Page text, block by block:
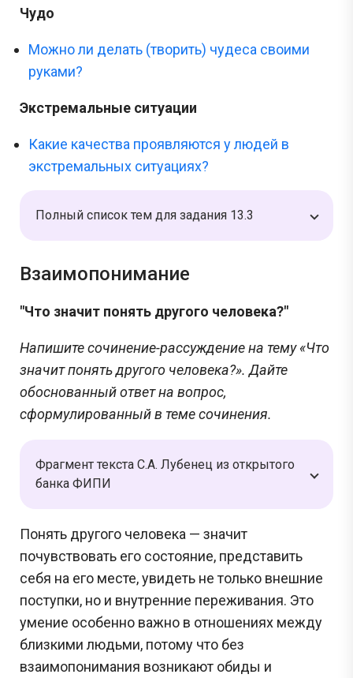
Чудо
Можно ли делать (творить) чудеса своими
руками?
Экстремальные ситуации
Какие качества проявляются у людей в
экстремальных ситуациях?
Полный список тем для задания 13.3
Взаимопонимание
"Что значит понять другого человека?"
Напишите сочинение-рассуждение на тему «Что
значит понять другого человека?». Дайте
обоснованный ответ на вопрос,
сформулированный в теме сочинения.
Фрагмент текста С.А. Лубенец из открытого
банка ФИПИ
Понять другого человека — значит
почувствовать его состояние, представить
себя на его месте, увидеть не только внешние
поступки, но и внутренние переживания. Это
умение особенно важно в отношениях между
близкими людьми, потому что без
взаимопонимания возникают обиды и
осуществляется, поскольку они заранее никому не известны.